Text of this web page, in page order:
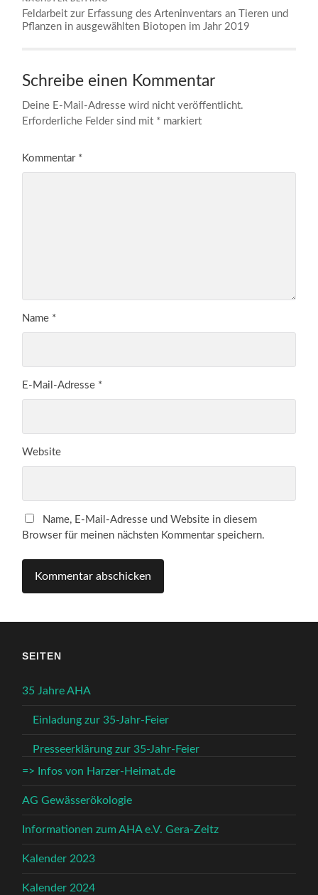
Feldarbeit zur Erfassung des Arteninventars an Tieren und
Pflanzen in ausgewählten Biotopen im Jahr 2019
Schreibe einen Kommentar
Deine E-Mail-Adresse wird nicht veröffentlicht.
Erforderliche Felder sind mit * markiert
Kommentar *
Name *
E-Mail-Adresse *
Website
Name, E-Mail-Adresse und Website in diesem
Browser für meinen nächsten Kommentar speichern.
SEITEN
35 Jahre AHA
Einladung zur 35-Jahr-Feier
Presseerklärung zur 35-Jahr-Feier
=> Infos von Harzer-Heimat.de
AG Gewässerökologie
Informationen zum AHA e.V. Gera-Zeitz
Kalender 2023
Kalender 2024